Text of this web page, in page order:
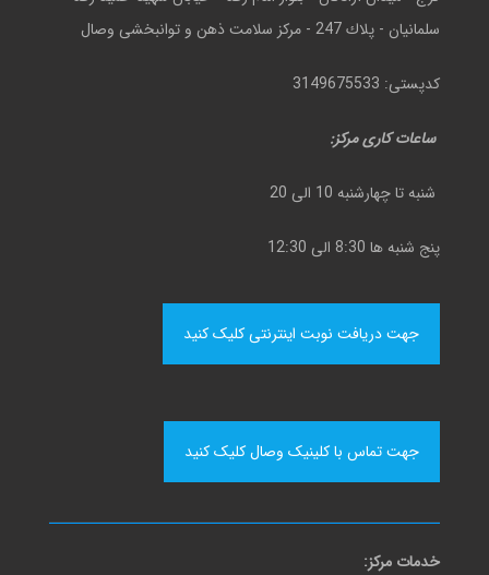
سلمانيان - پلاك 247 - مركز سلامت ذهن و توانبخشی وصال
کدپستی: 3149675533
ساعات کاری مرکز:
شنبه تا چهارشنبه 10 الی 20
پنج شنبه ها 8:30 الی 12:30
جهت دریافت نوبت اینترنتی کلیک کنید
جهت تماس با کلینیک وصال کلیک کنید
خدمات مرکز: